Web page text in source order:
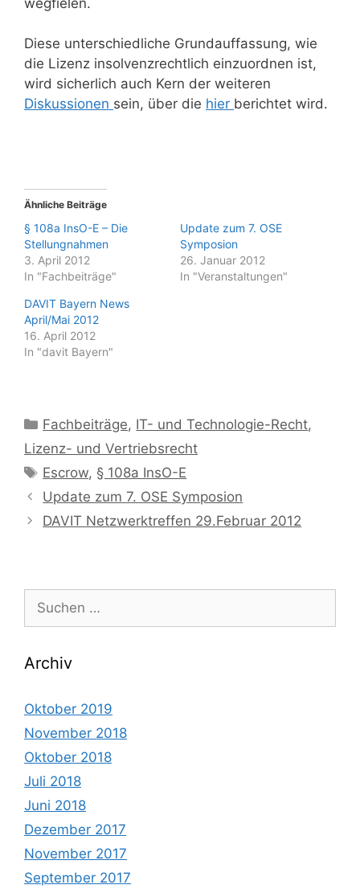
Diese unterschiedliche Grundauffassung, wie
die Lizenz insolvenzrechtlich einzuordnen ist,
wird sicherlich auch Kern der weiteren
Diskussionen sein, über die hier berichtet wird.
Ähnliche Beiträge
§ 108a InsO-E – Die
Stellungnahmen
3. April 2012
In "Fachbeiträge"
Update zum 7. OSE
Symposion
26. Januar 2012
In "Veranstaltungen"
DAVIT Bayern News
April/Mai 2012
16. April 2012
In "davit Bayern"
Kategorien
Fachbeiträge, IT- und Technologie-Recht,
Lizenz- und Vertriebsrecht
Schlagwörter
Escrow, § 108a InsO-E
Update zum 7. OSE Symposion
DAVIT Netzwerktreffen 29.Februar 2012
Suche
nach:
Archiv
Oktober 2019
November 2018
Oktober 2018
Juli 2018
Juni 2018
Dezember 2017
November 2017
September 2017